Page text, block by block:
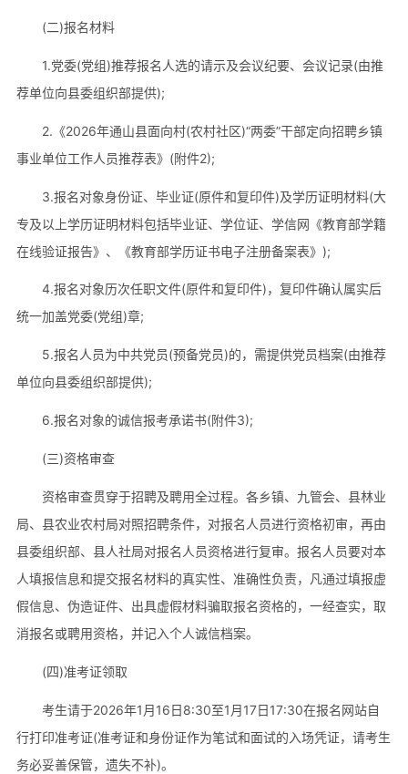
(二)报名材料
1.党委(党组)推荐报名人选的请示及会议纪要、会议记录(由推
荐单位向县委组织部提供);
2.《2026年通山县面向村(农村社区)“两委”干部定向招聘乡镇
事业单位工作人员推荐表》(附件2);
3.报名对象身份证、毕业证(原件和复印件)及学历证明材料(大
专及以上学历证明材料包括毕业证、学位证、学信网《教育部学籍
在线验证报告》、《教育部学历证书电子注册备案表》);
4.报名对象历次任职文件(原件和复印件)，复印件确认属实后
统一加盖党委(党组)章;
5.报名人员为中共党员(预备党员)的，需提供党员档案(由推荐
单位向县委组织部提供);
6.报名对象的诚信报考承诺书(附件3);
(三)资格审查
资格审查贯穿于招聘及聘用全过程。各乡镇、九管会、县林业
局、县农业农村局对照招聘条件，对报名人员进行资格初审，再由
县委组织部、县人社局对报名人员资格进行复审。报名人员要对本
人填报信息和提交报名材料的真实性、准确性负责，凡通过填报虚
假信息、伪造证件、出具虚假材料骗取报名资格的，一经查实，取
消报名或聘用资格，并记入个人诚信档案。
(四)准考证领取
考生请于2026年1月16日8:30至1月17日17:30在报名网站自
行打印准考证(准考证和身份证作为笔试和面试的入场凭证，请考生
务必妥善保管，遗失不补)。